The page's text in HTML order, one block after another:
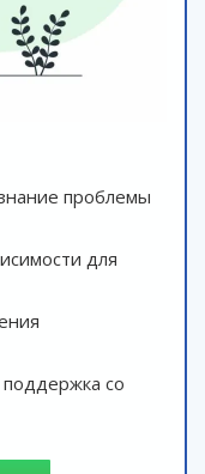
проблемы
для
со